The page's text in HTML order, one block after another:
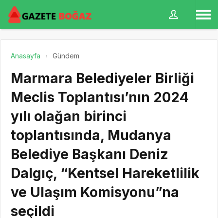
Anasayfa Gündem
Marmara Belediyeler Birliği
Meclis Toplantısı’nın 2024
yılı olağan birinci
toplantısında, Mudanya
Belediye Başkanı Deniz
Dalgıç, “Kentsel Hareketlilik
ve Ulaşım Komisyonu”na
seçildi